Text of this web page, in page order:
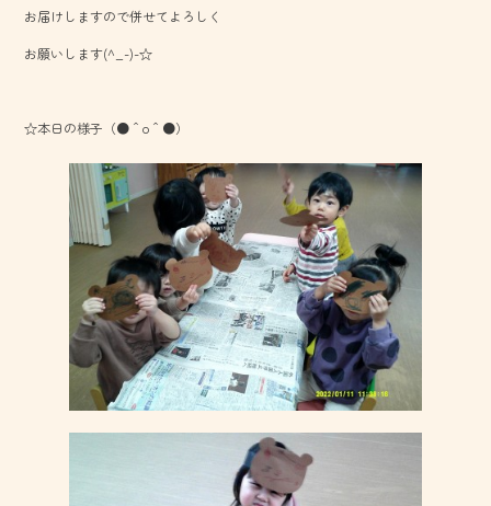
お届けしますので併せてよろしく
お願いします(^_-)-☆
☆本日の様子（●＾o＾●）